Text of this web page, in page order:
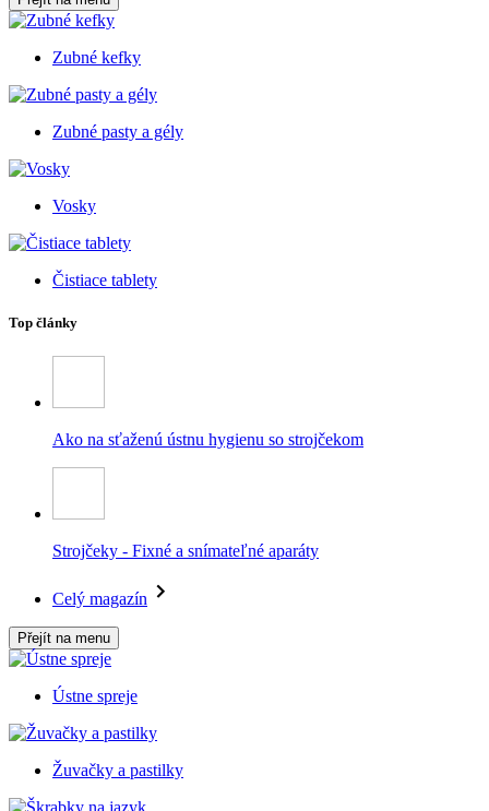
Zubné kefky
Zubné pasty a gély
Vosky
Čistiace tablety
Top články
Ako na sťaženú ústnu hygienu so strojčekom
Strojčeky - Fixné a snímateľné aparáty
Celý magazín
Přejít na menu
Ústne spreje
Žuvačky a pastilky